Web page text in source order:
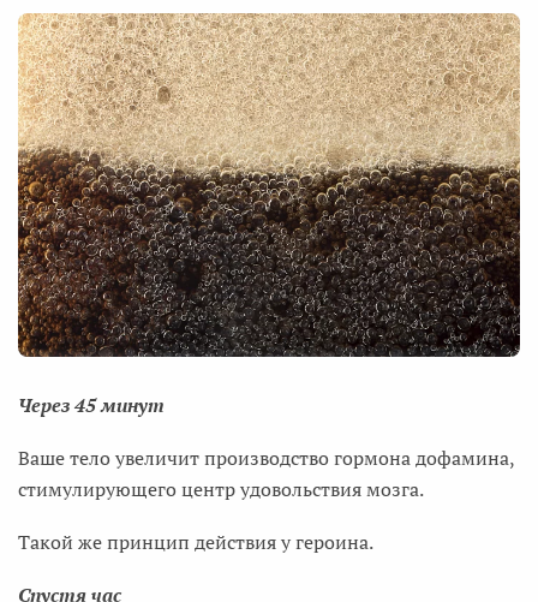
Через 45 минут
Ваше тело увеличит производство гормона дофамина,
стимулирующего центр удовольствия мозга.
Такой же принцип действия у героина.
Спустя час